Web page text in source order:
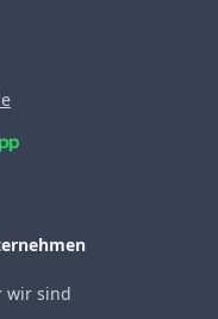
wir sind